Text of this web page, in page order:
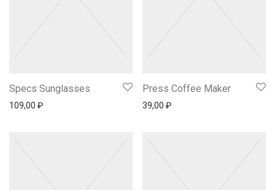
Specs Sunglasses
109,00 ₽
Press Coffee Maker
39,00 ₽